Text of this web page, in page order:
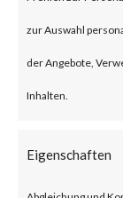
zur Auswahl
der Angebote,
Inhalten.
Eigenschaften
relay
actively